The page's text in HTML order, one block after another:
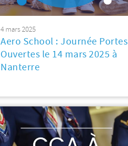
4 mars 2025
Aero School : Journée Portes
Ouvertes le 14 mars 2025 à
Nanterre